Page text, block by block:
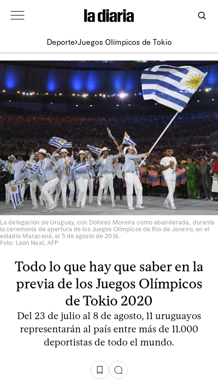
Deporte Juegos Olímpicos de Tokio
La delegación de Uruguay, con Dolores Moreira como abanderada, durante
la ceremonia de apertura de los Juegos Olímpicos de Río de Janeiro, en el
estadio Maracaná, el 5 de agosto de 2016.
Foto: Leon Neal, AFP
Todo lo que hay que saber en la
previa de los Juegos Olímpicos
de Tokio 2020
Del 23 de julio al 8 de agosto, 11 uruguayos
representarán al país entre más de 11.000
deportistas de todo el mundo.